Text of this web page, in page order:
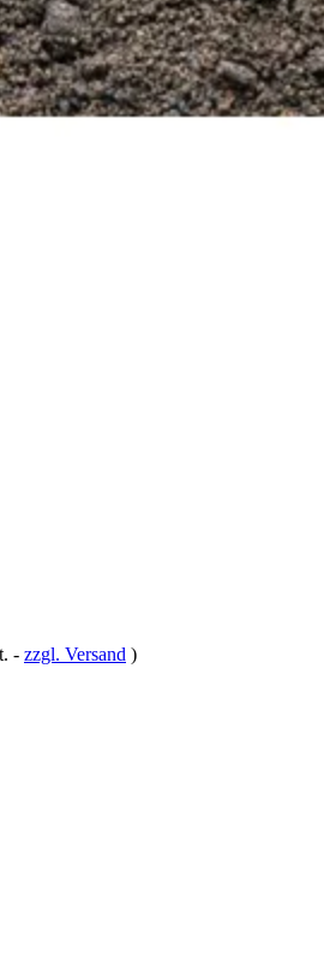
- zzgl. Versand )